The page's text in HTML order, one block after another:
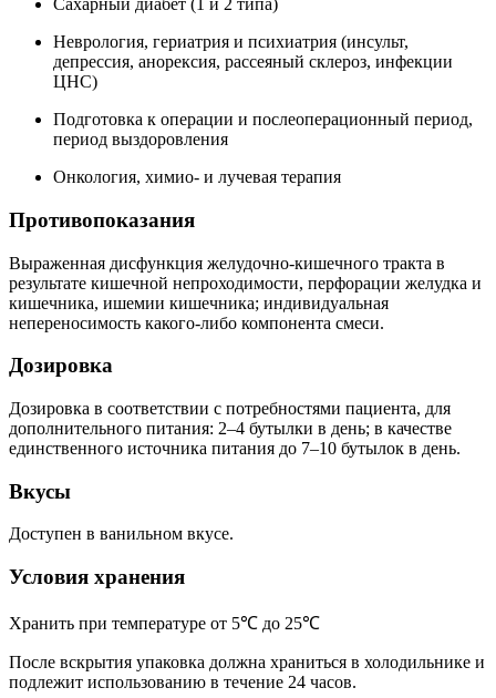
Сахарный диабет (1 и 2 типа)
Неврология, гериатрия и психиатрия (инсульт,
депрессия, анорексия, рассеяный склероз, инфекции
ЦНС)
Подготовка к операции и послеоперационный период,
период выздоровления
Онкология, химио- и лучевая терапия
Противопоказания
Выраженная дисфункция желудочно-кишечного тракта в
результате кишечной непроходимости, перфорации желудка и
кишечника, ишемии кишечника; индивидуальная
непереносимость какого-либо компонента смеси.
Дозировка
Дозировка в соответствии с потребностями пациента, для
дополнительного питания: 2–4 бутылки в день; в качестве
единственного источника питания до 7–10 бутылок в день.
Вкусы
Доступен в ванильном вкусе.
Условия хранения
Хранить при температуре от 5℃ до 25℃
После вскрытия упаковка должна храниться в холодильнике и
подлежит использованию в течение 24 часов.